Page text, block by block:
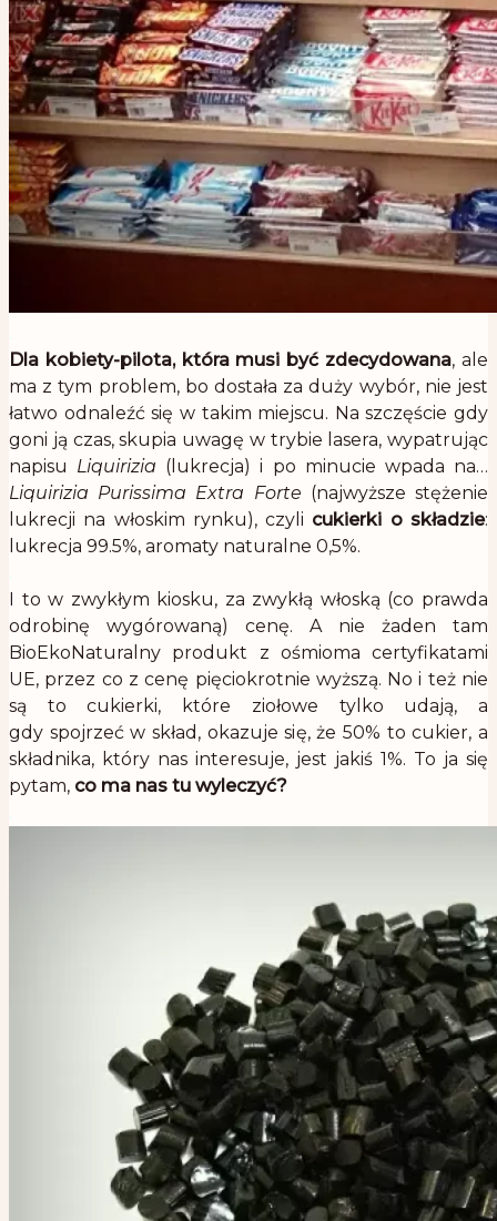
.
Dla kobiety-pilota, która musi być zdecydowana, ale
ma z tym problem, bo dostała za duży wybór, nie jest
łatwo odnaleźć się w takim miejscu. Na szczęście gdy
goni ją czas, skupia uwagę w trybie lasera, wypatrując
napisu Liquirizia (lukrecja) i po minucie wpada na…
Liquirizia Purissima Extra Forte (najwyższe stężenie
lukrecji na włoskim rynku), czyli cukierki o składzie:
lukrecja 99.5%, aromaty naturalne 0,5%.
.
I to w zwykłym kiosku, za zwykłą włoską (co prawda
odrobinę wygórowaną) cenę. A nie żaden tam
BioEkoNaturalny produkt z ośmioma certyfikatami
UE, przez co z cenę pięciokrotnie wyższą. No i też nie
są to cukierki, które ziołowe tylko udają, a
gdy spojrzeć w skład, okazuje się, że 50% to cukier, a
składnika, który nas interesuje, jest jakiś 1%. To ja się
pytam, co ma nas tu wyleczyć?
.